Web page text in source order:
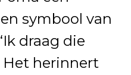
symbool van
draag die
herinnert